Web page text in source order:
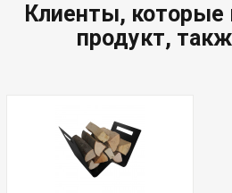
Клиенты, которые
продукт,